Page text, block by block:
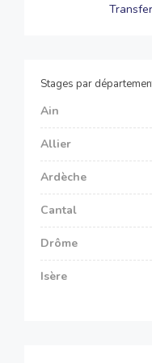
Stages par
Ain
Allier
Ardèche
Cantal
Drôme
Isère